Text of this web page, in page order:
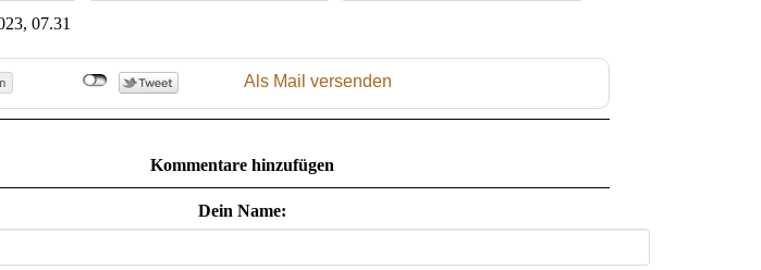
07.31
Als Mail versenden
Kommentare hinzufügen
Dein Name: